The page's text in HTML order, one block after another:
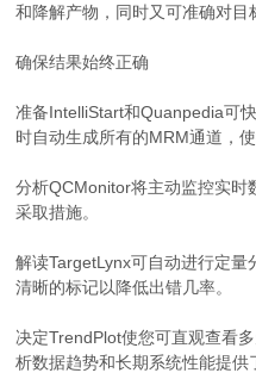
和降解产物，同时又可准确对目
确保结果始终正确
准备IntelliStart和Quanpedia可
时自动生成所有的MRM通道，
分析QCMonitor将主动监控实时
采取措施。
解读TargetLynx可自动进行定
清晰的标记以降低出错几率。
决定TrendPlot使您可直观查看
析数据趋势和长期系统性能提供